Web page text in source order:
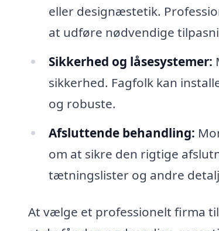
eller designæstetik.
at udføre nødvendige
Sikkerhed og låsesystemer:
sikkerhed. Fagfolk kan
og robuste.
Afsluttende behandling:
om at sikre den rigtige
tætningslister og andre
At vælge et professionelt firma